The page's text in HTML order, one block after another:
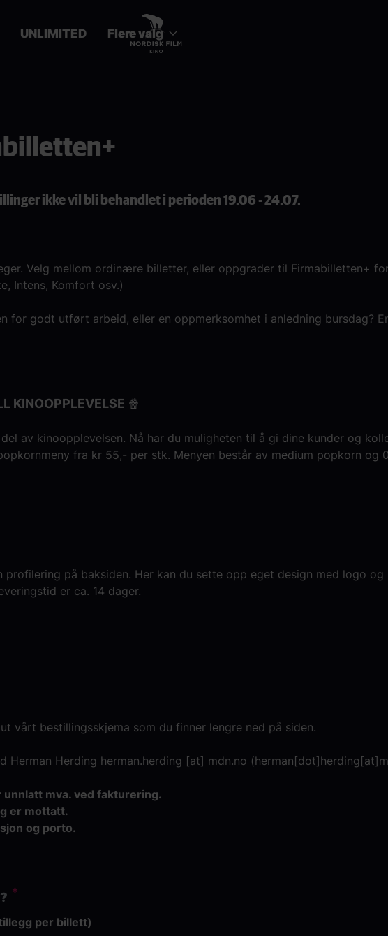
UNLIMITED Flere valg
ikke vil bli behandlet i perioden 19.06 - 24.07.
Velg mellom ordinære billetter, eller oppgrader til Firmabilletten+
Intens, Komfort osv.)
for godt utført arbeid, eller en oppmerksomhet i anledning bursdag?
KINOOPPLEVELSE 🍿
av kinoopplevelsen. Nå har du muligheten til å gi dine kunder og
fra kr 55,- per stk. Menyen består av medium popkorn og
på baksiden. Her kan du sette opp eget design med logo
er ca. 14 dager.
vårt bestillingsskjema som du finner lengre ned på siden.
Herman Herding herman.herding [at] mdn.no (
mva. ved fakturering.
er mottatt.
og porto.
per billett)